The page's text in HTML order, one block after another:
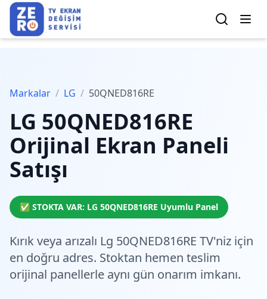
Markalar / LG / 50QNED816RE
LG 50QNED816RE
Orijinal Ekran Paneli
Satışı
✅ STOKTA VAR: LG 50QNED816RE Uyumlu Panel
Kırık veya arızalı Lg 50QNED816RE TV'niz için
en doğru adres. Stoktan hemen teslim
orijinal panellerle aynı gün onarım imkanı.